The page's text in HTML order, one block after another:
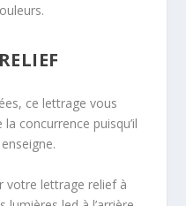
ce lettrage vous
concurrence puisqu’il
votre lettrage relief à